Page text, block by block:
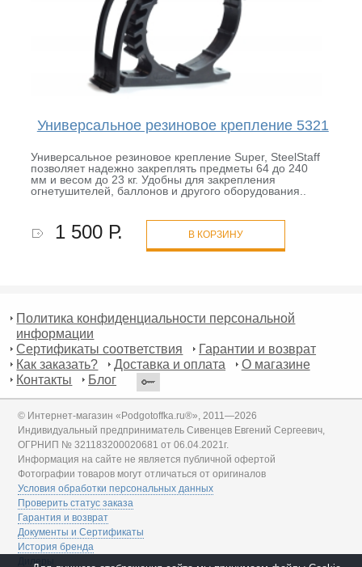
Универсальное резиновое крепление 5321
Универсальное резиновое крепление Super, SteelStaff
позволяет надежно закреплять предметы 64 до 240
мм и весом до 23 кг. Удобны для закрепления
огнетушителей, баллонов и другого оборудования..
1 500 Р. В КОРЗИНУ
Политика конфиденциальности персональной
информации
Сертификаты соответствия
Гарантии и возврат
Как заказать?
Доставка и оплата
О магазине
Контакты
Блог
© Интернет-магазин «Podgotoffka.ru®», 2011—2026
Индивидуальный предприниматель Сивенцев Евгений Сергеевич,
ОГРНИП № 321183200020681 от 06.04.2021г.
Информация на сайте не является публичной офертой
Фотографии товаров могут отличаться от оригиналов
Условия обработки персональных данных
Проверить статус заказа
Гарантия и возврат
Документы и Сертификаты
История бренда